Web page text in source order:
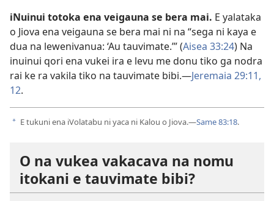
iNuinui totoka ena veigauna se bera mai. E yalataka
o Jiova ena veigauna se bera mai ni na “sega ni kaya e
dua na lewenivanua: ‘Au tauvimate.’” (Aisea 33:24) Na
inuinui qori ena vukei ira e levu me donu tiko ga nodra
rai ke ra vakila tiko na tauvimate bibi.—Jeremaia 29:11,
12.
a E tukuni ena iVolatabu ni yaca ni Kalou o Jiova.—Same 83:18.
O na vukea vakacava na nomu
itokani e tauvimate bibi?